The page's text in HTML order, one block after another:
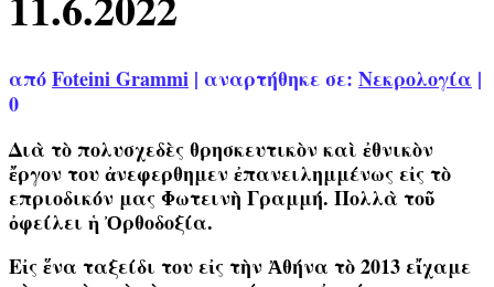
απόFoteini Grammi | αναρτήθηκε σε: Νεκρολογία |
0
Διὰ τὸ πολυσχεδὲς θρησκευτικὸν καὶ ἐθνικὸν
ἔργον του ἀνεφερθημεν ἐπανειλημμένως εἰς τὸ
επριοδικόν μας Φωτεινὴ Γραμμή. Πολλὰ τοῦ
ὀφείλει ἡ Ὀρθοδοξία.
Εἰς ἕνα ταξείδι του εἰς τὴν Ἀθήνα τὸ 2013 εἴχαμε